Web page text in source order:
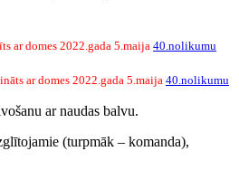
ar domes 2022.gada 5.maija40.nolikumu
ar domes 2022.gada 5.maija 40.nolikumu
ar naudas balvu.
(turpmāk – komanda),